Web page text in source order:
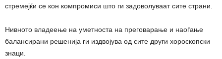
стремејќи се кон компромиси што ги задоволуваат сите страни.
Нивното владеење на уметноста на преговарање и наоѓање
балансирани решенија ги издвојува од сите други хороскопски
знаци.